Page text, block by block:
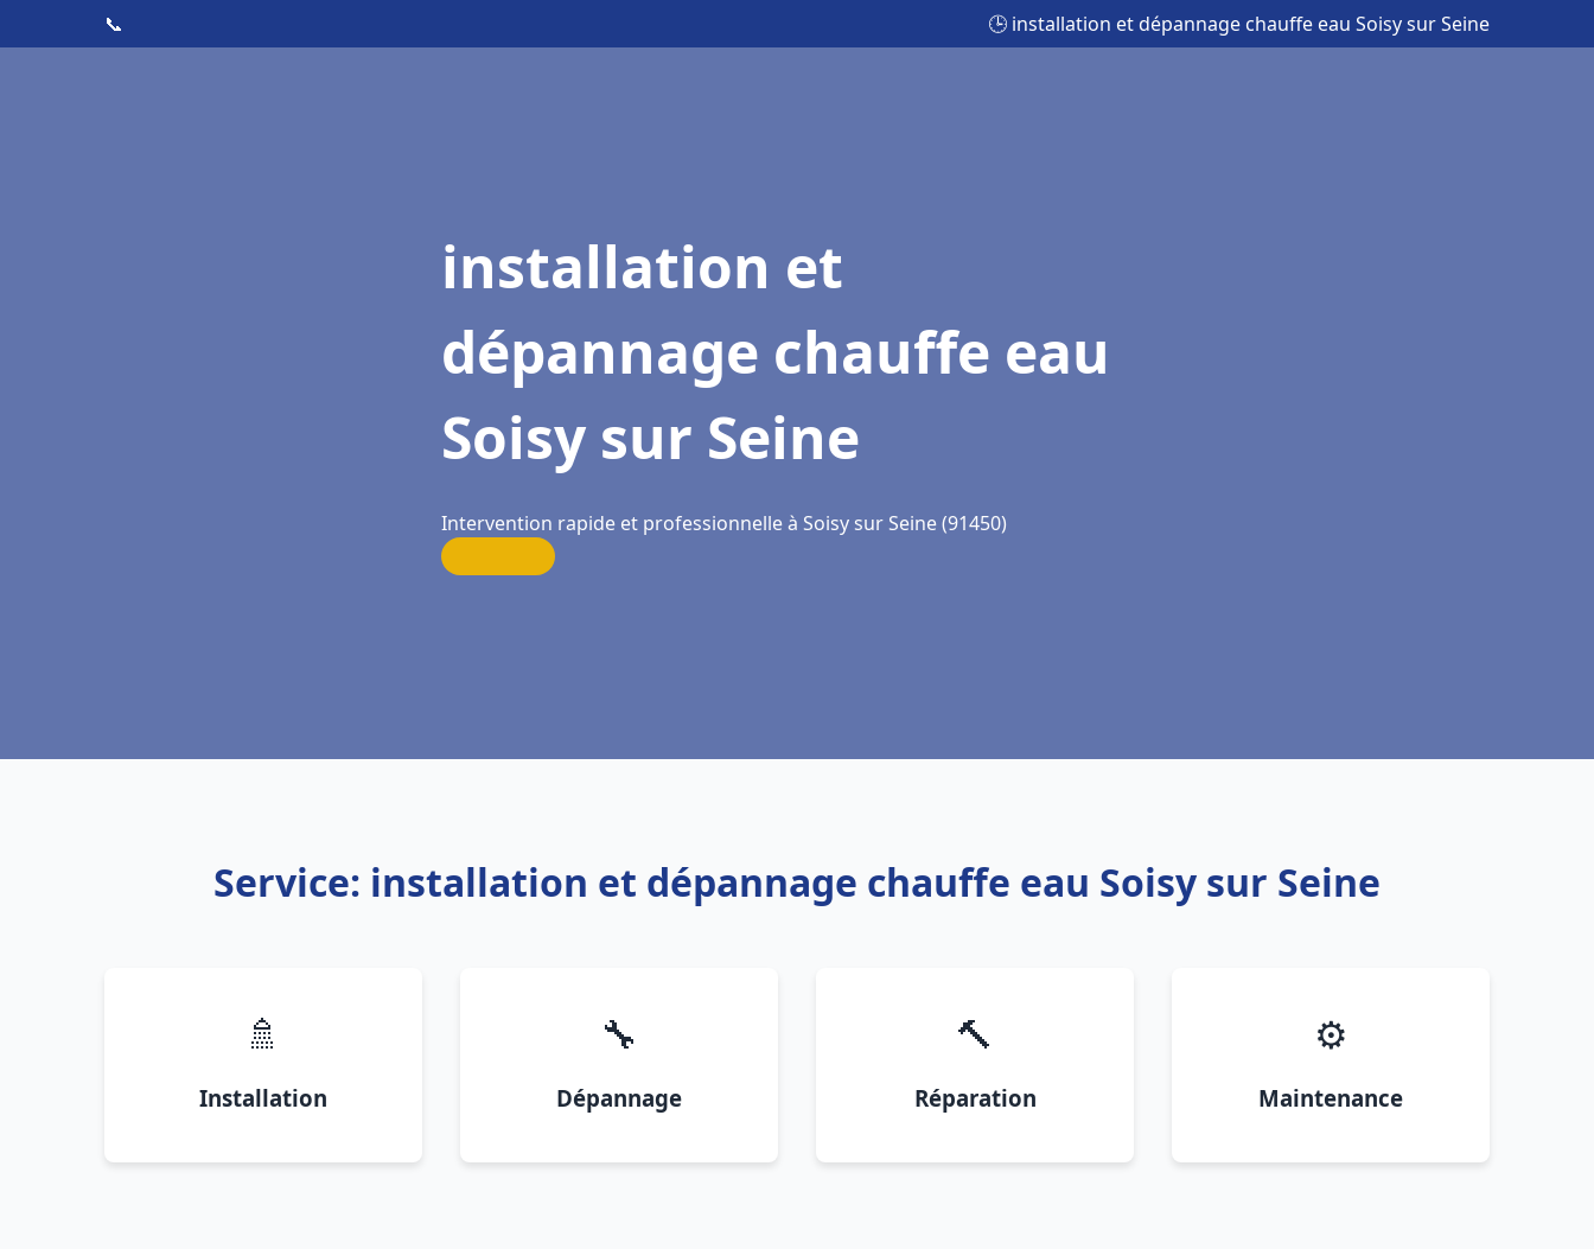
📞 🕒 installation et dépannage chauffe eau Soisy sur Seine
installation et
dépannage chauffe eau
Soisy sur Seine
Intervention rapide et professionnelle à Soisy sur Seine (91450)
Service: installation et dépannage chauffe eau Soisy sur Seine
🚿
Installation
🔧
Dépannage
🔨
Réparation
⚙️
Maintenance